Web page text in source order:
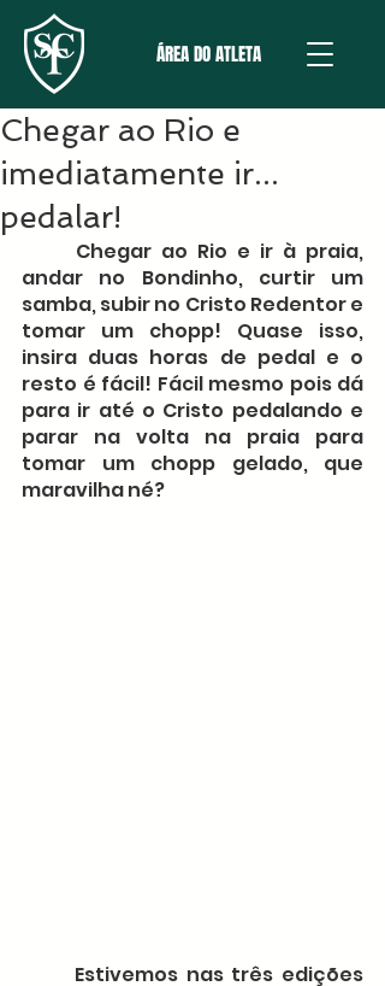
ÁREA DO ATLETA
Chegar ao Rio e
imediatamente ir...
pedalar!
andar no Bondinho, curtir um
samba, subir no Cristo Redentor e
tomar um chopp! Quase isso,
insira duas horas de pedal e o
resto é fácil! Fácil mesmo pois dá
para ir até o Cristo pedalando e
parar na volta na praia para
tomar um chopp gelado, que
maravilha né?